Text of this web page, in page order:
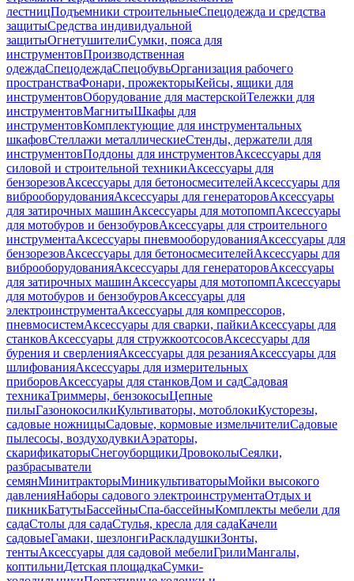
лестницПодъемники строительныеСпецодежда и средства
защитыСредства индивидуальной
защитыОгнетушителиСумки, пояса для
инструментовПроизводственная
одеждаСпецодеждаСпецобувьОрганизация рабочего
пространстваФонари, прожекторыКейсы, ящики для
инструментовОборудование для мастерскойТележки для
инструментовМагнитыШкафы для
инструментовКомплектующие для инструментальных
шкафовСтеллажи металлическиеСтенды, держатели для
инструментовПоддоны для инструментовАксессуары для
силовой и строительной техникиАксессуары для
бензорезовАксессуары для бетоносмесителейАксессуары для
виброоборудованияАксессуары для генераторовАксессуары
для затирочных машинАксессуары для мотопомпАксессуары
для мотобуров и бензобуровАксессуары для строительного
инструментаАксессуары пневмооборудованияАксессуары для
бензорезовАксессуары для бетоносмесителейАксессуары для
виброоборудованияАксессуары для генераторовАксессуары
для затирочных машинАксессуары для мотопомпАксессуары
для мотобуров и бензобуровАксессуары для
электроинструментаАксессуары для компрессоров,
пневмосистемАксессуары для сварки, пайкиАксессуары для
станковАксессуары для стружкоотсосовАксессуары для
бурения и сверленияАксессуары для резанияАксессуары для
шлифованияАксессуары для измерительных
приборовАксессуары для станковДом и садСадовая
техникаТриммеры, бензокосыЦепные
пилыГазонокосилкиКультиваторы, мотоблокиКусторезы,
садовые ножницыСадовые, кормовые измельчителиСадовые
пылесосы, воздуходувкиАэраторы,
скарификаторыСнегоуборщикиДровоколыСеялки,
разбрасыватели
семянМинитракторыМиникультиваторыМойки высокого
давленияНаборы садового электроинструментаОтдых и
пикникБатутыБассейныСпа-бассейныКомплекты мебели для
садаСтолы для садаСтулья, кресла для садаКачели
садовыеГамаки, шезлонгиРаскладушкиЗонты,
тентыАксессуары для садовой мебелиГрилиМангалы,
коптильниДетская площадкаСумки-